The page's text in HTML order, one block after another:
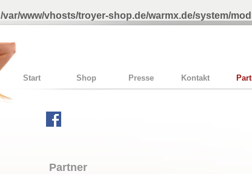
/var/www/vhosts/troyer-shop.de/warmx.de/system/
Start Shop Presse Kontakt
Partner